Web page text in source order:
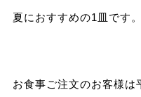
夏におすすめの1皿です。
お食事ご注文のお客様は